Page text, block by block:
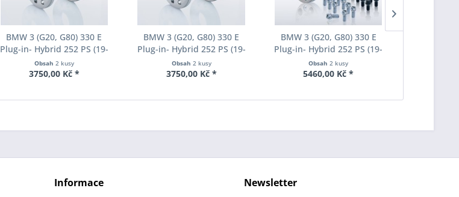
BMW 3 (G20, G80) 330 E
Plug-in- Hybrid 252 PS (19-
20) Šířka rozchodu Eibach
Pro-Spacer S90-2-15-055
Obsah 2 kusy
3750,00 Kč *
BMW 3 (G20, G80) 330 E
Plug-in- Hybrid 252 PS (19-
20) Šířka rozchodu Eibach
Pro-Spacer S90-2-18-003
Obsah 2 kusy
3750,00 Kč *
BMW 3 (G20, G80) 330 E
Plug-in- Hybrid 252 PS (19-
20) Šířka rozchodu Eibach
Pro-Spacer S90-7-20-044
Obsah2 kusy
5460,00 Kč *
Informace Newsletter